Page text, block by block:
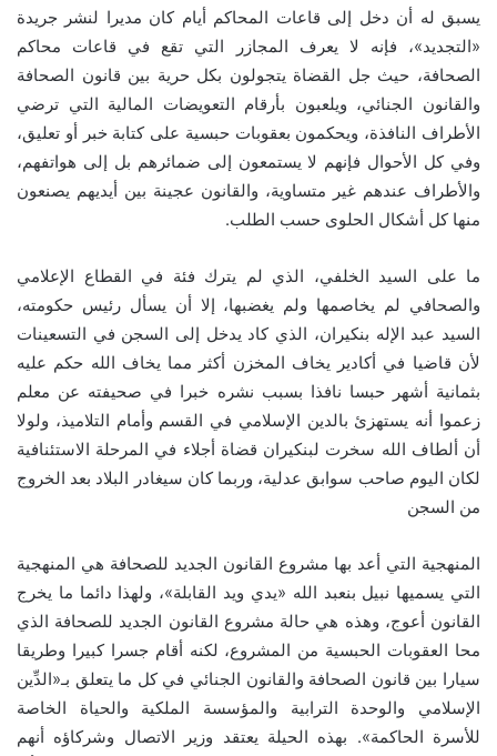
يسبق له أن دخل إلى قاعات المحاكم أيام كان مديرا لنشر جريدة
«التجديد»، فإنه لا يعرف المجازر التي تقع في قاعات محاكم
الصحافة، حيث جل القضاة يتجولون بكل حرية بين قانون الصحافة
والقانون الجنائي، ويلعبون بأرقام التعويضات المالية التي ترضي
الأطراف النافذة، ويحكمون بعقوبات حبسية على كتابة خبر أو تعليق،
وفي كل الأحوال فإنهم لا يستمعون إلى ضمائرهم بل إلى هواتفهم،
والأطراف عندهم غير متساوية، والقانون عجينة بين أيديهم يصنعون
منها كل أشكال الحلوى حسب الطلب.
ما على السيد الخلفي، الذي لم يترك فئة في القطاع الإعلامي
والصحافي لم يخاصمها ولم يغضبها، إلا أن يسأل رئيس حكومته،
السيد عبد الإله بنكيران، الذي كاد يدخل إلى السجن في التسعينات
لأن قاضيا في أكادير يخاف المخزن أكثر مما يخاف الله حكم عليه
بثمانية أشهر حبسا نافذا بسبب نشره خبرا في صحيفته عن معلم
زعموا أنه يستهزئ بالدين الإسلامي في القسم وأمام التلاميذ، ولولا
أن ألطاف الله سخرت لبنكيران قضاة أجلاء في المرحلة الاستئنافية
لكان اليوم صاحب سوابق عدلية، وربما كان سيغادر البلاد بعد الخروج
من السجن
المنهجية التي أعد بها مشروع القانون الجديد للصحافة هي المنهجية
التي يسميها نبيل بنعبد الله «يدي ويد القابلة»، ولهذا دائما ما يخرج
القانون أعوج، وهذه هي حالة مشروع القانون الجديد للصحافة الذي
محا العقوبات الحبسية من المشروع، لكنه أقام جسرا كبيرا وطريقا
سيارا بين قانون الصحافة والقانون الجنائي في كل ما يتعلق بـ«الدِّين
الإسلامي والوحدة الترابية والمؤسسة الملكية والحياة الخاصة
للأسرة الحاكمة». بهذه الحيلة يعتقد وزير الاتصال وشركاؤه أنهم